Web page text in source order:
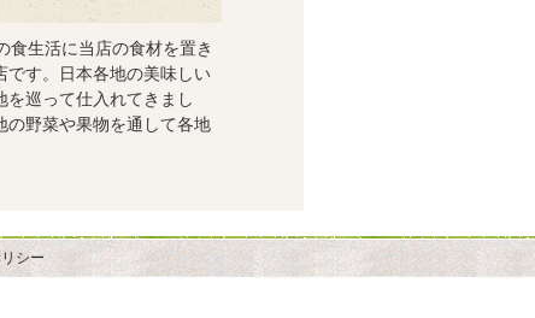
生活に当店の食材を置き
です。日本各地の美味しい
巡って仕入れてきまし
の野菜や果物を通して各地
シー